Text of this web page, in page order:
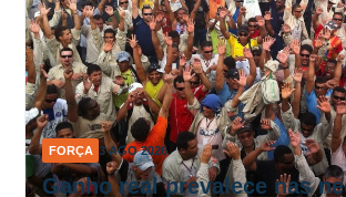
FORÇA 3 AGO 2026
Ganho real prevalece nas